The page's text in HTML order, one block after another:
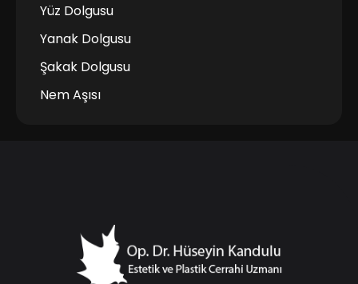
Yüz Dolgusu
Yanak Dolgusu
Şakak Dolgusu
Nem Aşısı